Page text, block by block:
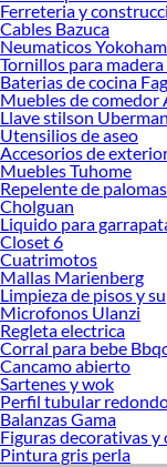
Ferreteria y
Cables Bazuca
Neumaticos
Tornillos para
Baterias de cocina
Muebles de comedor
Llave stilson
Utensilios de aseo
Accesorios de
Muebles Tuhome
Repelente de palomas
Cholguan
Liquido para
Closet 6
Cuatrimotos
Mallas Marienberg
Limpieza de pisos y
Microfonos Ulanzi
Regleta electrica
Corral para bebe
Cancamo abierto
Sartenes y wok
Perfil tubular
Balanzas Gama
Figuras decorativas
Pintura gris perla